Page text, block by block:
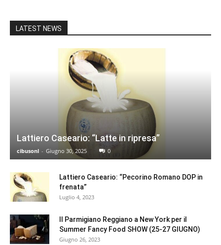
LATEST NEWS
Lattiero Caseario: “Latte in ripresa”
cibusonl - Giugno 30, 2025 0
Lattiero Caseario: “Pecorino Romano DOP in
frenata”
Luglio 4, 2023
Il Parmigiano Reggiano a New York per il
Summer Fancy Food SHOW (25-27 GIUGNO)
Giugno 26, 2023